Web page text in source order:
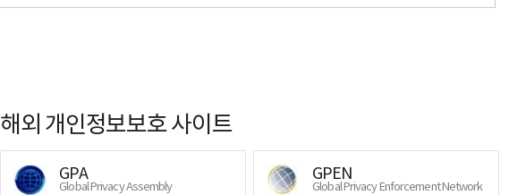
해외 개인정보보호 사이트
GPA
Global Privacy Assembly
GPEN
Global Privacy Enforcement Network